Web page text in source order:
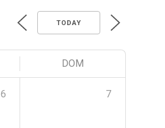
TODAY
DOM
6 7